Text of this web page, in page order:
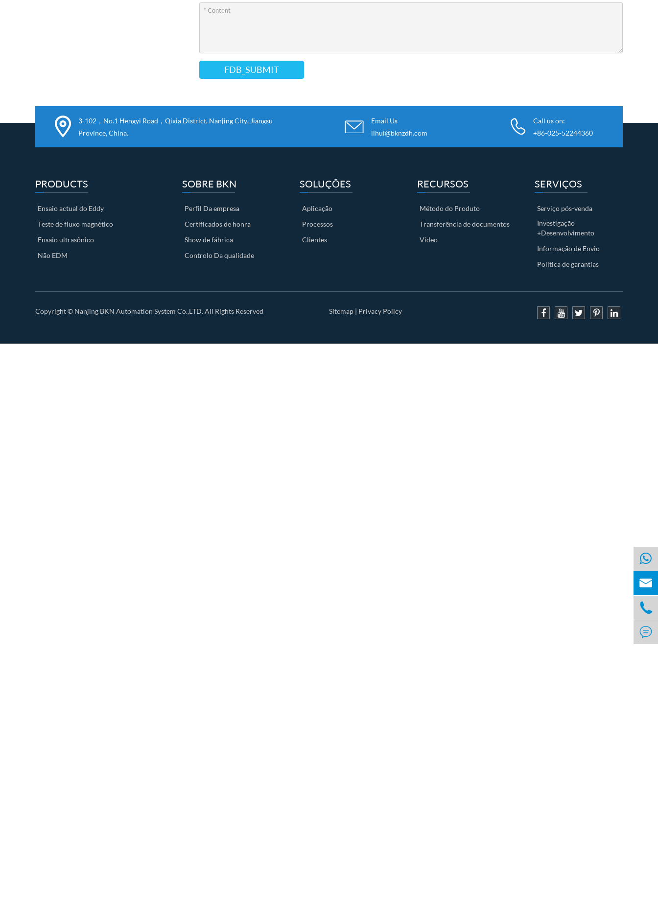
FDB_SUBMIT
3-102，No.1 Hengyi Road，Qixia District, Nanjing City, Jiangsu
Province, China.
Email Us
lihui@bknzdh.com
Call us on:
+86-025-52244360
PRODUCTS
Ensaio actual do Eddy
Teste de fluxo magnético
Ensaio ultrasônico
Não EDM
SOBRE BKN
Perfil Da empresa
Certificados de honra
Show de fábrica
Controlo Da qualidade
SOLUÇÕES
Aplicação
Processos
Clientes
RECURSOS
Método do Produto
Transferência de documentos
Vídeo
SERVIÇOS
Serviço pós-venda
Investigação
+Desenvolvimento
Informação de Envio
Política de garantias
Copyright © Nanjing BKN Automation System Co.,LTD.All Rights Reserved Sitemap | Privacy Policy


